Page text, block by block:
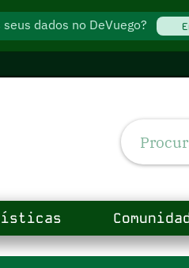
dados no DeVuego?